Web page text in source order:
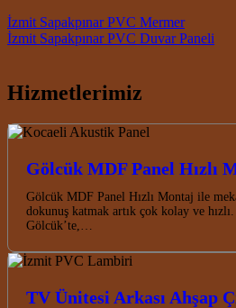
Post navigation
İzmit Sapakpınar PVC Mermer
İzmit Sapakpınar PVC Duvar Paneli
Hizmetlerimiz
Gölcük MDF Panel Hızlı
Gölcük MDF Panel Hızlı Montaj ile
dokunuş katmak artık çok kolay ve
Gölcük’te,…
TV Ünitesi Arkası Ahşap